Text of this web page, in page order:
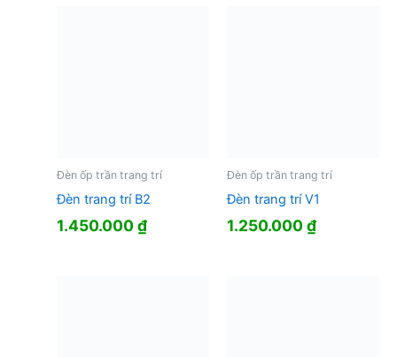
Đèn ốp trần trang trí
Đèn trang trí B2
1.450.000₫
Đèn ốp trần trang trí
Đèn trang trí V1
1.250.000₫